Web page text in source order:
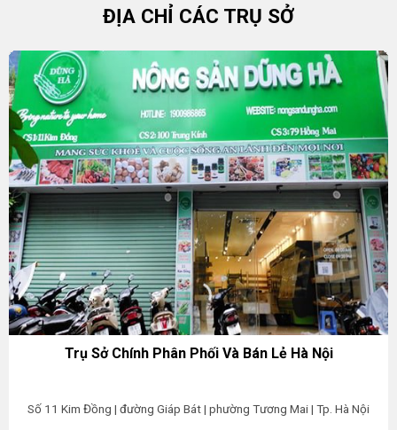
ĐỊA CHỈ CÁC TRỤ SỞ
Trụ Sở Chính Phân Phối Và Bán Lẻ Hà Nội
Số 11 Kim Đồng | đường Giáp Bát | phường Tương Mai | Tp. Hà Nội